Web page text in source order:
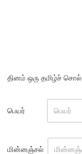
தினம் ஒரு தமிழ்ச் சொல்
பெயர்
மின்னஞ்சல்